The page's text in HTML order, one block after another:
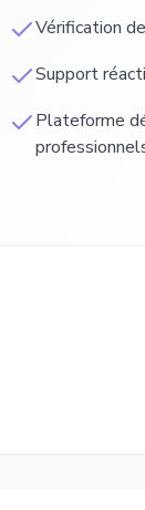
Vérification
Support
Plateforme